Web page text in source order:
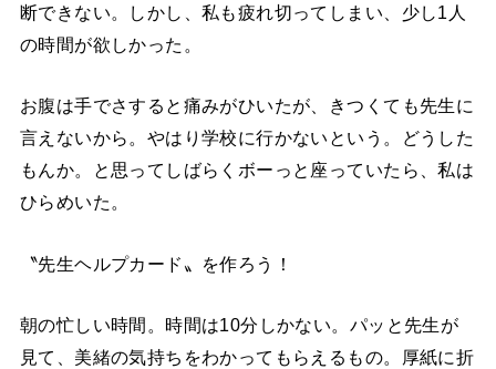
断できない。しかし、私も疲れ切ってしまい、少し1人
の時間が欲しかった。
お腹は手でさすると痛みがひいたが、きつくても先生に
言えないから。やはり学校に行かないという。どうした
もんか。と思ってしばらくボーっと座っていたら、私は
ひらめいた。
〝先生ヘルプカード〟を作ろう！
朝の忙しい時間。時間は10分しかない。パッと先生が
見て、美緒の気持ちをわかってもらえるもの。厚紙に折